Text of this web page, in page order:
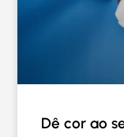
Dê cor ao